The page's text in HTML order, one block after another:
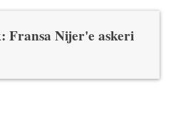
Fransa Nijer'e askeri